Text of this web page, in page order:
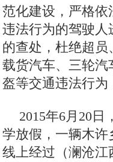
范化建设，严格
违法行为的驾驶
的查处，杜绝超
载货汽车、三轮
盔等交通违法行
2015年6月20
学放假，一辆木许
线上经过（澜沧